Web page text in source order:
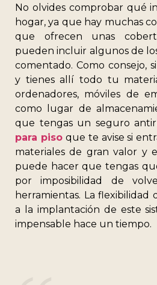
No olvides comprobar qué
hogar, ya que hay muchas
que ofrecen unas
pueden incluir algunos de
comentado. Como consejo,
y tienes allí todo tu
ordenadores, móviles de
como lugar de
que tengas un seguro
para pisoque te avise si
materiales de gran valor y
puede hacer que tengas
por imposibilidad de
herramientas. La flexibilidad
a la implantación de este
impensable hace un tiempo.